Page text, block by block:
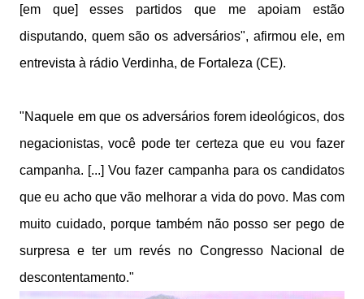
[em que] esses partidos que me apoiam estão
disputando, quem são os adversários", afirmou ele, em
entrevista à rádio Verdinha, de Fortaleza (CE).
"Naquele em que os adversários forem ideológicos, dos
negacionistas, você pode ter certeza que eu vou fazer
campanha. [...] Vou fazer campanha para os candidatos
que eu acho que vão melhorar a vida do povo. Mas com
muito cuidado, porque também não posso ser pego de
surpresa e ter um revés no Congresso Nacional de
descontentamento."